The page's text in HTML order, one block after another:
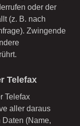
oder der
(z. B. nach
Zwingende
Telefax
Telefax
aller daraus
(Name,